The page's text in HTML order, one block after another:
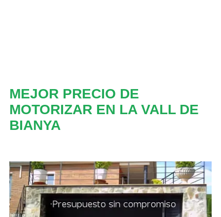
MEJOR PRECIO DE
MOTORIZAR EN LA VALL DE
BIANYA